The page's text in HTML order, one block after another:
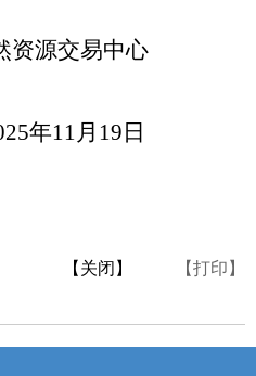
源交易中心
19日
【打印】
【关闭】